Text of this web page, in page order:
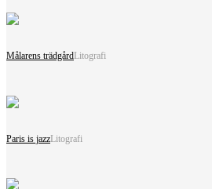
Målarens trädgårdLitografi
Paris is jazzLitografi